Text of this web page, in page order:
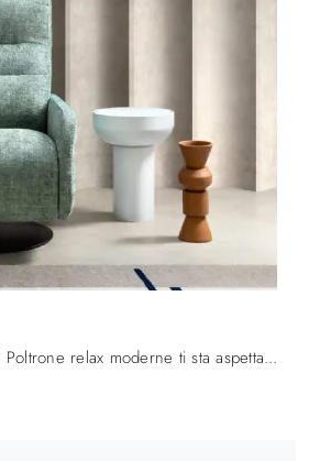
Una serie esclusiva di Poltrone relax moderne ti sta aspettando: clicca e scopri di più sul modello Caleido Relax in tessuto Samoa.